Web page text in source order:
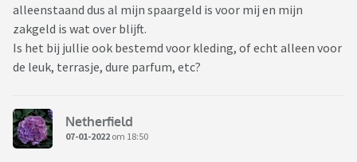
alleenstaand dus al mijn spaargeld is voor mij en mijn
zakgeld is wat over blijft.
Is het bij jullie ook bestemd voor kleding, of echt alleen voor
de leuk, terrasje, dure parfum, etc?
Netherfield
07-01-2022 om 18:50